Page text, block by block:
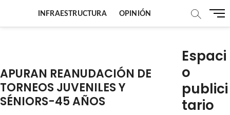
INFRAESTRUCTURA OPINIÓN
B
n
e
m
e
APURAN REANUDACIÓN DE
TORNEOS JUVENILES Y
SÉNIORS-45 AÑOS
Espaci
o
publici
tario